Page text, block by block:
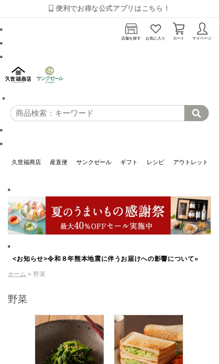
便利でお得な公式アプリはこちら！
店舗を探す お気に入り カート マイページ
久世福商店 産直便 サンクゼール ギフト レシピ アウトレット
<お知らせ>令和８年熊本地震に伴うお届けへの影響について»
ホーム » 野菜
野菜